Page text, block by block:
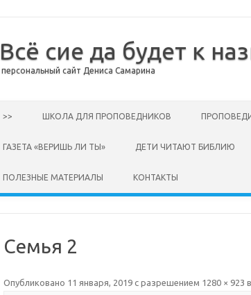
Всё сие да будет к
персональный сайт Дениса Самарина
>> ШКОЛА ДЛЯ ПРОПОВЕДНИКОВ
ГАЗЕТА «ВЕРИШЬ ЛИ ТЫ» ДЕТИ ЧИТАЮТ БИБЛИЮ
ПОЛЕЗНЫЕ МАТЕРИАЛЫ КОНТАКТЫ
Семья 2
Опубликовано 11 января, 2019с разрешением 1280 × 923